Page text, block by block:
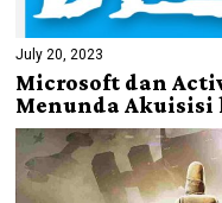
July 20, 2023
Microsoft dan
Menunda Akuisisi